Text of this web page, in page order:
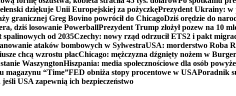
dziękuje Unii Europejskiej za pożyczkęPrezydent Ukrainy: w
granicznej Greg Bovino powrócił do ChicagoDziś orędzie do
dziś losowanie PowerballPrezydent Trump złożył pozew na 10
spalinowych od 2035Czechy: nowy rząd odrzucił ETS2 i pakt
ataków bombowych w SylwestraUSA: morderstwo Roba
chcą wzrostu płacChicago: mężczyzna dźgnięty nożem w
WaszyngtonHiszpania: media społecznościowe dla osób
magazynu “Time”FED obniża stopy procentowe w USAPoradnik
USA zapewnią ich bezpieczeństwo